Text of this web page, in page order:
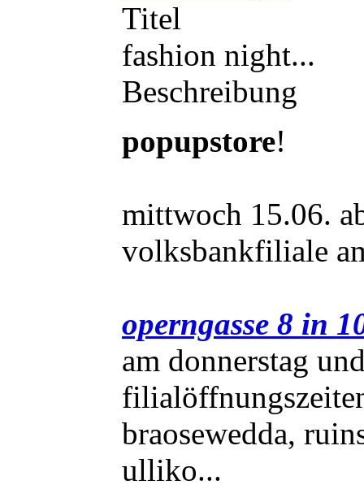
Titel
fashion night...
Beschreibung
popupstore!
mittwoch 15.06.
volksbankfiliale
operngasse 8 in
am donnerstag
braosewedda,
ulliko...